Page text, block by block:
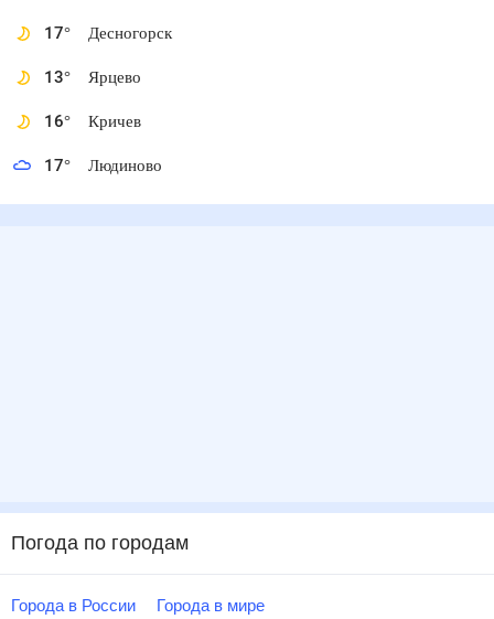
17° Десногорск
13° Ярцево
16° Кричев
17° Людиново
Погода по городам
Города в России Города в мире